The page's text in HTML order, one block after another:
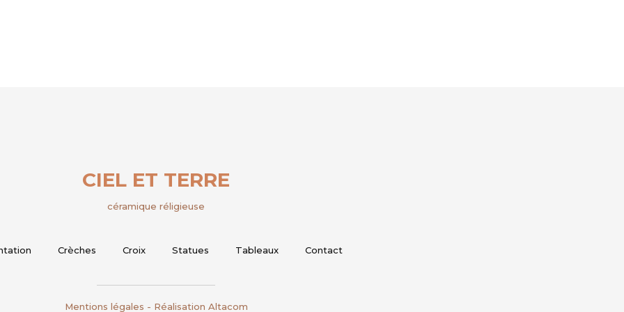
CIEL ET TERRE
céramique réligieuse
Crèches Croix Statues Tableaux Contact
Mentions légales - Réalisation Altacom